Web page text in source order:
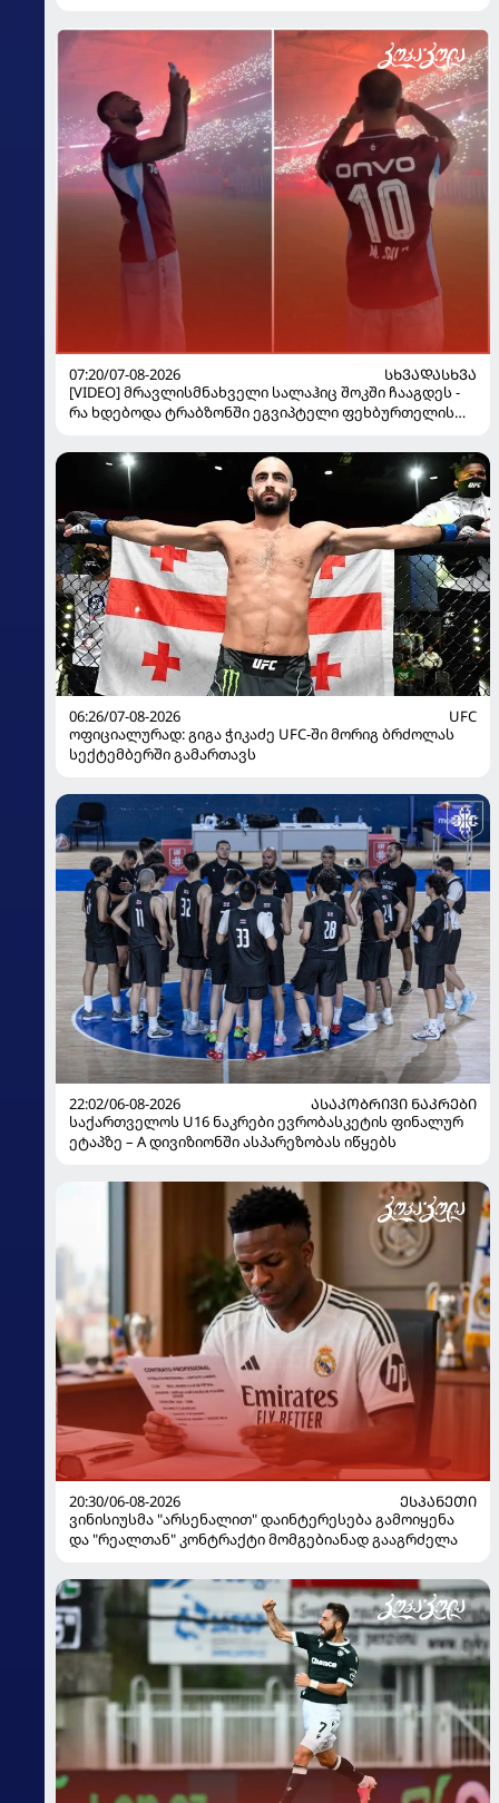
07:20/07-08-2026
ᲡᲮᲕᲐᲓᲐᲡᲮᲕᲐ
[VIDEO] მრავლისმნახველი სალაჰიც შოკში ჩააგდეს -
რა ხდებოდა ტრაბზონში ეგვიპტელი ფეხბურთელის
06:26/07-08-2026
UFC
ოფიციალურად: გიგა ჭიკაძე UFC-ში მორიგ ბრძოლას
სექტემბერში გამართავს
22:02/06-08-2026
ᲐᲡᲐᲙᲝᲑᲠᲘᲕᲘ ᲜᲐᲙᲠᲔᲑᲘ
საქართველოს U16 ნაკრები ევრობასკეტის ფინალურ
ეტაპზე – A დივიზიონში ასპარეზობას იწყებს
20:30/06-08-2026
ᲔᲡᲞᲐᲜᲔᲗᲘ
ვინისიუსმა "არსენალით" დაინტერესება გამოიყენა
და "რეალთან" კონტრაქტი მომგებიანად გააგრძელა